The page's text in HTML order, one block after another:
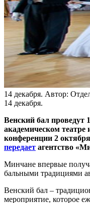
14 декабря. Автор:
14 декабря.
Венский бал проведут
академическом
конференции 2
передает агентство
Минчане впервые
бальными традициями
Венский бал –
мероприятие, которое